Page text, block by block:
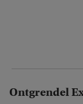
Ontgrendel